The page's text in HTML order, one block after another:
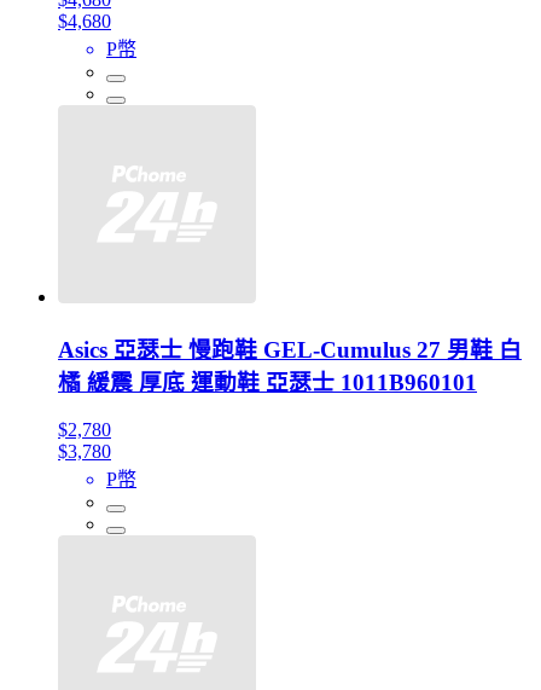
$4,680
P幣
Asics 亞瑟士 慢跑鞋 GEL-Cumulus 27 男鞋 白
橘 緩震 厚底 運動鞋 亞瑟士 1011B960101
$2,780
$3,780
P幣